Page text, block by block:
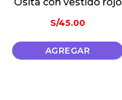
S/45.00
AGREGAR